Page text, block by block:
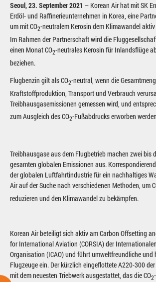
Seoul, 23. September 2021 – Korean Air hat mit SK
Erdöl- und Raffinerieunternehmen in Korea, eine
um mit CO2-neutralem Kerosin dem Klimawandel
Im Rahmen der Partnerschaft wird die
einen Monat CO2-neutrales Kerosin für Inlandsflüge
beziehen.
Flugbenzin gilt als CO2-neutral, wenn die
Kraftstoffproduktion, Transport und Verbrauch
Treibhausgasemissionen gemessen wird, und
zum Ausgleich des CO2-Fußabdrucks erworben
Treibhausgase aus dem Flugbetrieb machen zwei bis
gesamten globalen Emissionen aus.
der globalen Luftfahrtindustrie für ein nachhaltiges
Air auf der Suche nach verschiedenen Methoden, um
reduzieren und den Klimawandel zu bekämpfen.
Korean Air beteiligt sich aktiv am Carbon Offsetting
for International Aviation (CORSIA) der
Organisation (ICAO) und führt umweltfreundliche und
Flugzeuge ein. Der kürzlich eingeflottete A220-300
mit dem neuesten Triebwerk ausgestattet, das die CO2